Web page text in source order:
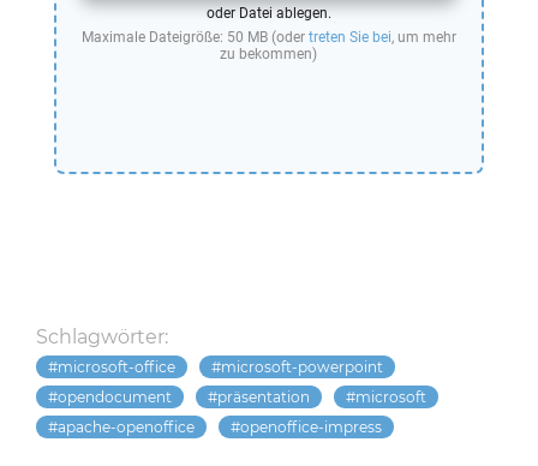
oder Datei ablegen.
Maximale Dateigröße: 50 MB (oder treten Sie bei, um mehr
zu bekommen)
Schlagwörter:
microsoft-office
microsoft-powerpoint
opendocument
präsentation
microsoft
apache-openoffice
openoffice-impress